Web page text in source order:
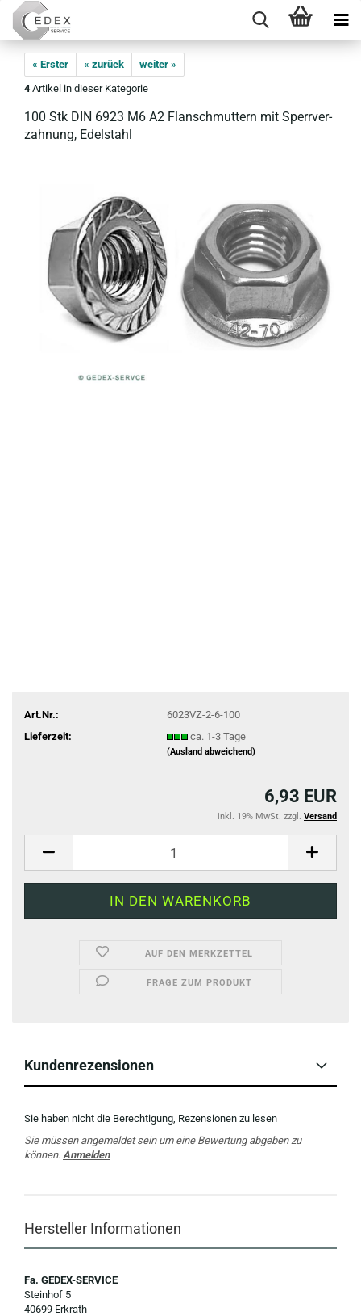
« Erster « zurück
weiter »
4Artikel in dieser Kategorie
100 Stk DIN 6923 M6 A2 Flan­sch­mut­tern mit Sperr­ver­
zah­nung, Edel­stahl
Art.Nr.:
6023VZ-2-6-100
Lieferzeit:
ca. 1-3 Tage
(Ausland abweichend)
6,93 EUR
inkl. 19% MwSt. zzgl. Versand
AUF DEN MERKZETTEL
FRAGE ZUM PRODUKT
Kundenrezensionen
Sie haben nicht die Berechtigung, Rezensionen zu lesen
Sie müssen angemeldet sein um eine Bewertung abgeben zu
können. Anmelden
Hersteller Informationen
Fa. GEDEX-SERVICE
Steinhof 5
40699 Erkrath